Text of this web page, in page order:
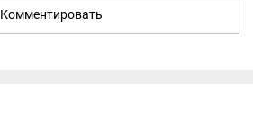
Комментировать